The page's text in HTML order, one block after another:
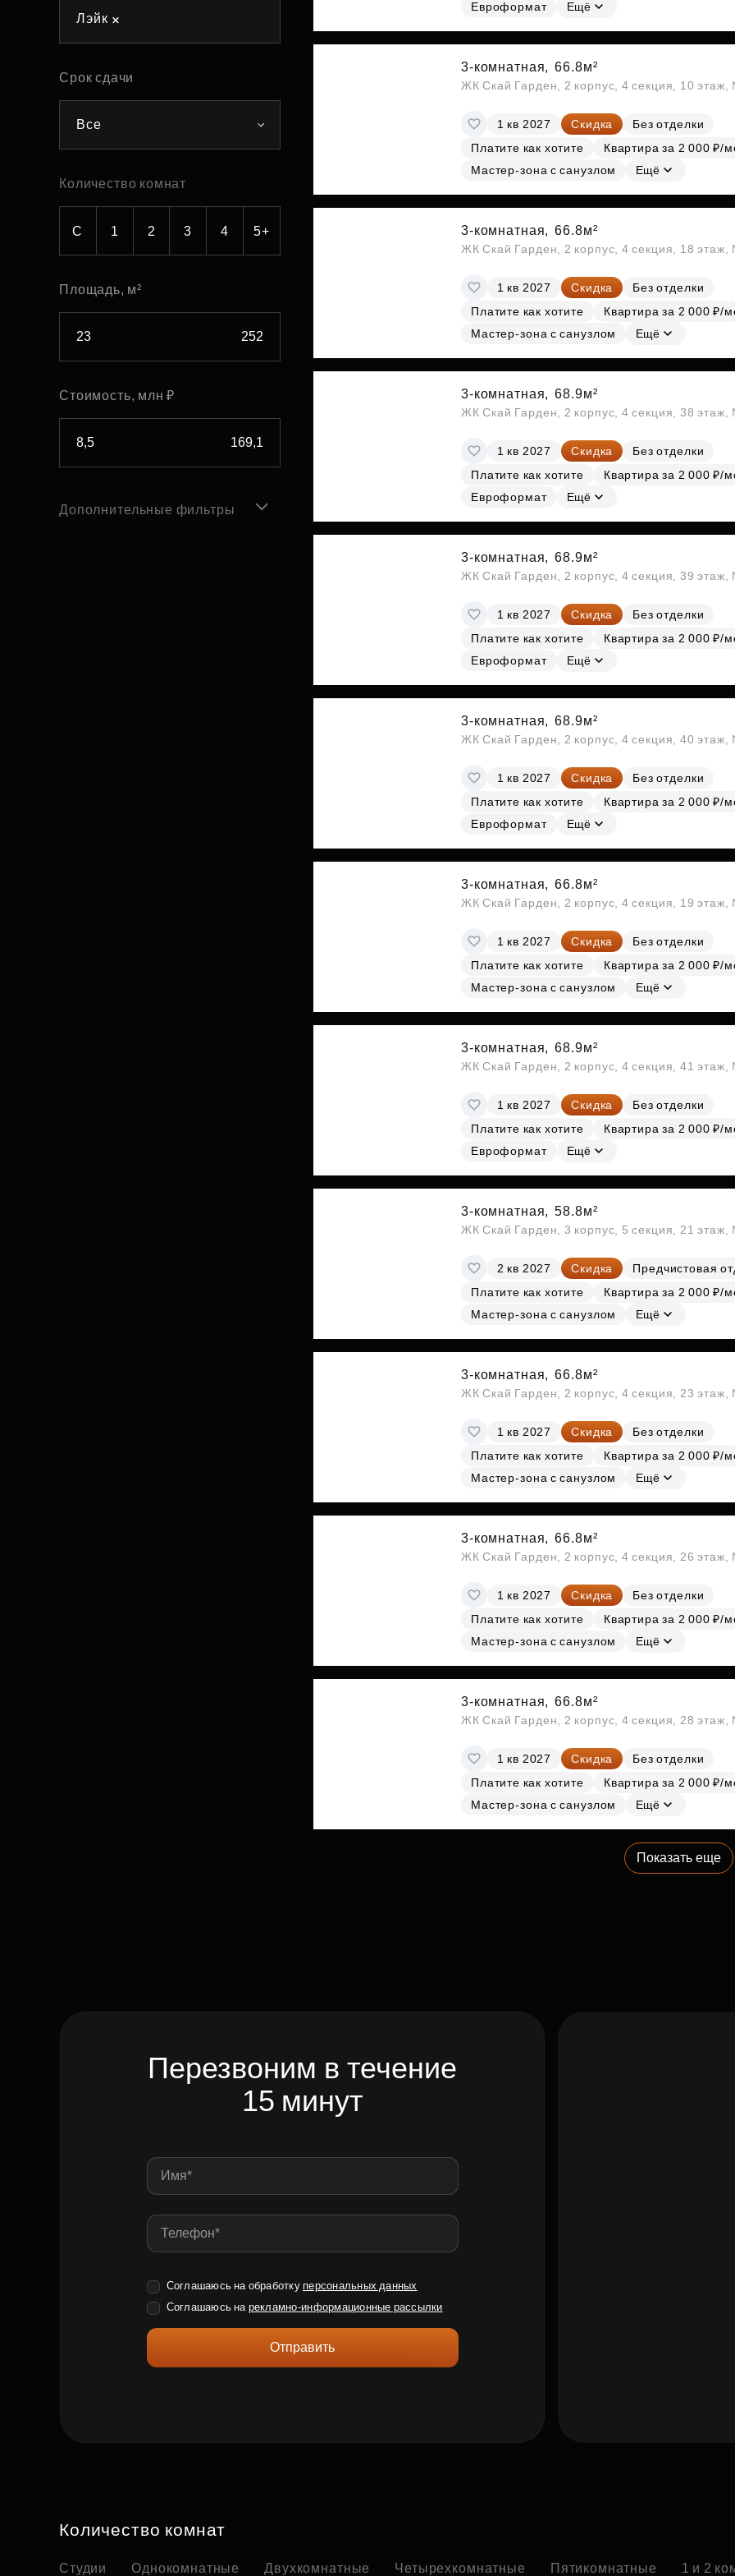
Рефинансирование
Субсидии
Лэйк
Срок сдачи
Все
Количество комнат
С 1 2 3 4 5+
Площадь, м²
Стоимость, млн ₽
Дополнительные фильтры
Евроформат
Ещё
3-комнатная, 66.8м²
ЖК Скай Гарден, 2 корпус, 4 секция, 10
1 кв 2027 Скидка
Без отделки
Платите как хотите
Квартира за 2 000 ₽/
Мастер-зона с санузлом
Ещё
3-комнатная, 66.8м²
ЖК Скай Гарден, 2 корпус, 4 секция, 18
1 кв 2027 Скидка
Без отделки
Платите как хотите
Квартира за 2 000 ₽/
Мастер-зона с санузлом
Ещё
3-комнатная, 68.9м²
ЖК Скай Гарден, 2 корпус, 4 секция, 38
1 кв 2027 Скидка
Без отделки
Платите как хотите
Квартира за 2 000 ₽/
Евроформат
Ещё
3-комнатная, 68.9м²
ЖК Скай Гарден, 2 корпус, 4 секция, 39
1 кв 2027 Скидка
Без отделки
Платите как хотите
Квартира за 2 000 ₽/
Евроформат
Ещё
3-комнатная, 68.9м²
ЖК Скай Гарден, 2 корпус, 4 секция, 40
1 кв 2027 Скидка
Без отделки
Платите как хотите
Квартира за 2 000 ₽/
Евроформат
Ещё
3-комнатная, 66.8м²
ЖК Скай Гарден, 2 корпус, 4 секция, 19
1 кв 2027 Скидка
Без отделки
Платите как хотите
Квартира за 2 000 ₽/
Мастер-зона с санузлом
Ещё
3-комнатная, 68.9м²
ЖК Скай Гарден, 2 корпус, 4 секция, 41
1 кв 2027 Скидка
Без отделки
Платите как хотите
Квартира за 2 000 ₽/
Евроформат
Ещё
3-комнатная, 58.8м²
ЖК Скай Гарден, 3 корпус, 5 секция, 21
2 кв 2027 Скидка
Предчистовая
Платите как хотите
Квартира за 2 000 ₽/
Мастер-зона с санузлом
Ещё
3-комнатная, 66.8м²
ЖК Скай Гарден, 2 корпус, 4 секция, 23
1 кв 2027 Скидка
Без отделки
Платите как хотите
Квартира за 2 000 ₽/
Мастер-зона с санузлом
Ещё
3-комнатная, 66.8м²
ЖК Скай Гарден, 2 корпус, 4 секция, 26
1 кв 2027 Скидка
Без отделки
Платите как хотите
Квартира за 2 000 ₽/
Мастер-зона с санузлом
Ещё
3-комнатная, 66.8м²
ЖК Скай Гарден, 2 корпус, 4 секция, 28
1 кв 2027 Скидка
Без отделки
Платите как хотите
Квартира за 2 000 ₽/
Мастер-зона с санузлом
Ещё
Показать еще
Перезвоним в течение
15 минут
Соглашаюсь на обработку персональных данных
Соглашаюсь на рекламно-информационные рассылки
Отправить
Количество комнат
Студии Однокомнатные Двухкомнатные Четырехкомнатные Пятикомнатные 1 и 2